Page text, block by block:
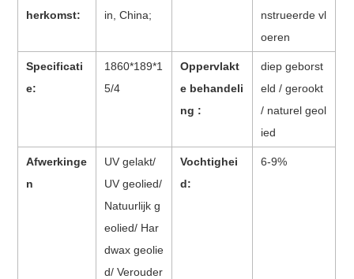
herkomst:
in, China;
nstrueerde vl
oeren
Specificati
e:
1860*189*1
5/4
Oppervlakt
e behandeli
ng :
diep geborst
eld / gerookt
/ naturel geol
ied
Afwerkinge
n
UV gelakt/
UV geolied/
Natuurlijk g
eolied/ Har
dwax geolie
d/ Verouder
Vochtighei
d:
6-9%